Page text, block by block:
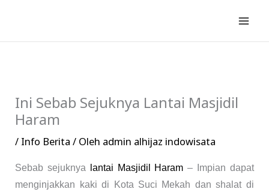
konten
Ini Sebab Sejuknya Lantai Masjidil
Haram
/ Info Berita / Oleh admin alhijaz indowisata
Sebab sejuknya lantai Masjidil Haram – Impian dapat
menginjakkan kaki di Kota Suci Mekah dan shalat di